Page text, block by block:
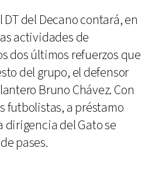
del Decano contará, en
actividades de
dos últimos refuerzos que
del grupo, el defensor
Bruno Chávez. Con
futbolistas, a préstamo
dirigencia del Gato se
pases.